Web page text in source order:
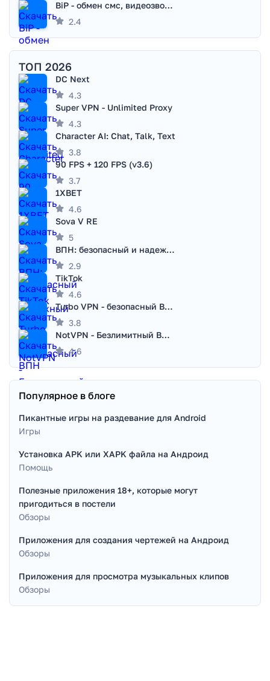
BiP - обмен смс, видеозвонками
2.4
ТОП 2026
DC Next
4.3
Super VPN - Unlimited Proxy
4.3
Character AI: Chat, Talk, Text
3.8
90 FPS + 120 FPS (v3.6)
3.7
1XBET
4.6
Sova V RE
5
ВПН: безопасный и надежный VPN
2.9
TikTok
4.6
Turbo VPN - безопасный ВПН
3.8
NotVPN - Безлимитный ВПН | VPN
4.6
Популярное в блоге
Пикантные игры на раздевание для Android
Игры
Установка APK или XAPK файла на Андроид
Помощь
Полезные приложения 18+, которые могут
пригодиться в постели
Обзоры
Приложения для создания чертежей на Андроид
Обзоры
Приложения для просмотра музыкальных клипов
Обзоры